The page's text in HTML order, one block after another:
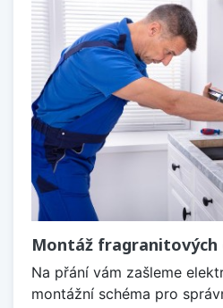
Montáž fragranitových
Na přání vám zašleme
montážní schéma pro